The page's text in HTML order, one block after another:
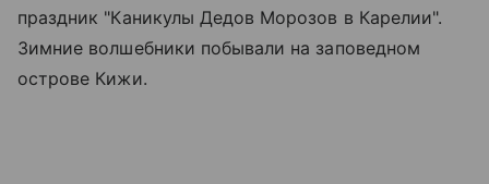
праздник "Каникулы Дедов Морозов в Карелии".
Зимние волшебники побывали на заповедном
острове Кижи.